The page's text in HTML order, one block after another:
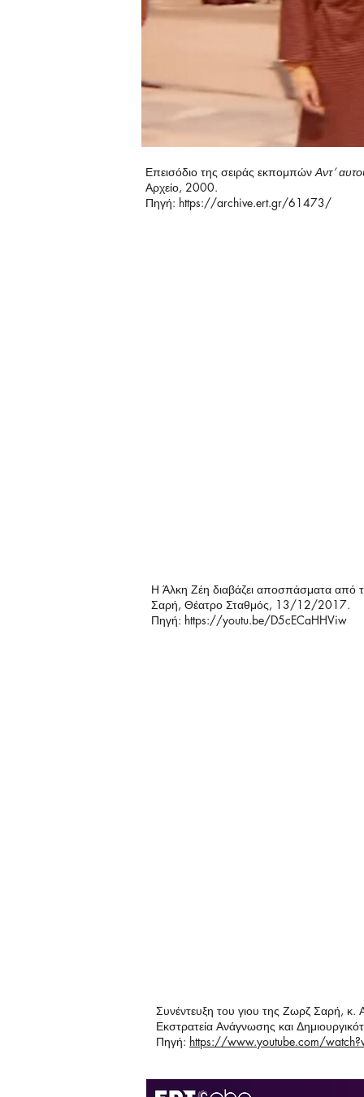
Επεισόδιο της σειράς εκπομπώνΑντ’
Αρχείο, 2000.
Πηγή: https://archive.ert.gr/61473/
Η Άλκη Ζέη διαβάζει αποσπάσματα από
Σαρή, Θέατρο Σταθμός, 13/12/2017.
Πηγή: https://youtu.be/D5cECaHHViw
Συνέντευξη του γιου της Ζωρζ Σαρή,
Εκστρατεία Ανάγνωσης και
Πηγή: https://www.youtube.com/